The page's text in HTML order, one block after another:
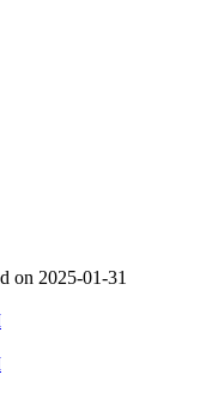
on 2025-01-31